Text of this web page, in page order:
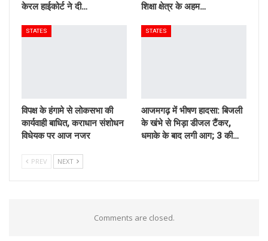
केरल हाईकोर्ट ने दी…
शिक्षा क्षेत्र के अहम…
STATES
विपक्ष के हंगामे से लोकसभा की
कार्यवाही बाधित, कराधान संशोधन
विधेयक पर आज नजर
STATES
आजमगढ़ में भीषण हादसा: बिजली
के खंभे से भिड़ा डीजल टैंकर,
धमाके के बाद लगी आग; 3 की…
PREV NEXT
Comments are closed.